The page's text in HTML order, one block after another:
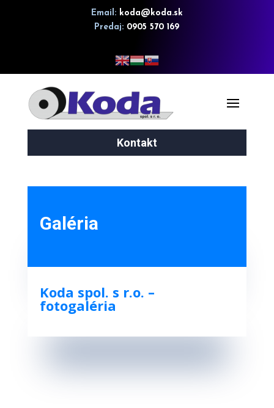
Email: koda@koda.sk
Predaj: 0905 570 169
Kontakt
Galéria
Koda spol. s r.o. –
fotogaléria